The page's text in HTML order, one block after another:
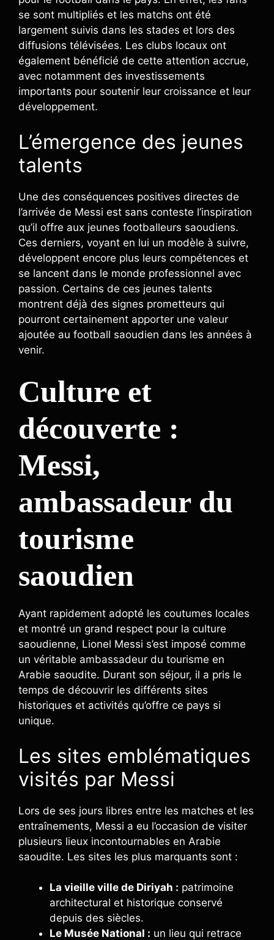
se sont multipliés et les matchs ont été
largement suivis dans les stades et lors des
diffusions télévisées. Les clubs locaux ont
également bénéficié de cette attention accrue,
avec notamment des investissements
importants pour soutenir leur croissance et leur
développement.
L’émergence des jeunes
talents
Une des conséquences positives directes de
l’arrivée de Messi est sans conteste l’inspiration
qu’il offre aux jeunes footballeurs saoudiens.
Ces derniers, voyant en lui un modèle à suivre,
développent encore plus leurs compétences et
se lancent dans le monde professionnel avec
passion. Certains de ces jeunes talents
montrent déjà des signes prometteurs qui
pourront certainement apporter une valeur
ajoutée au football saoudien dans les années à
venir.
Culture et
découverte :
Messi,
ambassadeur du
tourisme
saoudien
Ayant rapidement adopté les coutumes locales
et montré un grand respect pour la culture
saoudienne, Lionel Messi s’est imposé comme
un véritable ambassadeur du tourisme en
Arabie saoudite. Durant son séjour, il a pris le
temps de découvrir les différents sites
historiques et activités qu’offre ce pays si
unique.
Les sites emblématiques
visités par Messi
Lors de ses jours libres entre les matches et les
entraînements, Messi a eu l’occasion de visiter
plusieurs lieux incontournables en Arabie
saoudite. Les sites les plus marquants sont :
La vieille ville de Diriyah : patrimoine
architectural et historique conservé
depuis des siècles.
Le Musée National : un lieu qui retrace